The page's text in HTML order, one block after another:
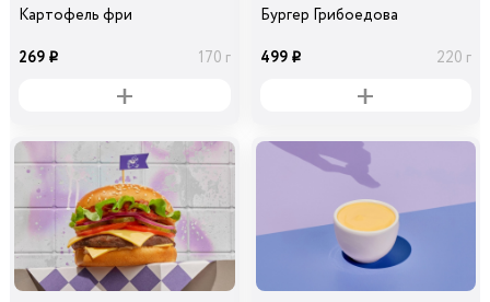
Картофель фри
269 i 170 г
Бургер Грибоедова
499 i 220 г